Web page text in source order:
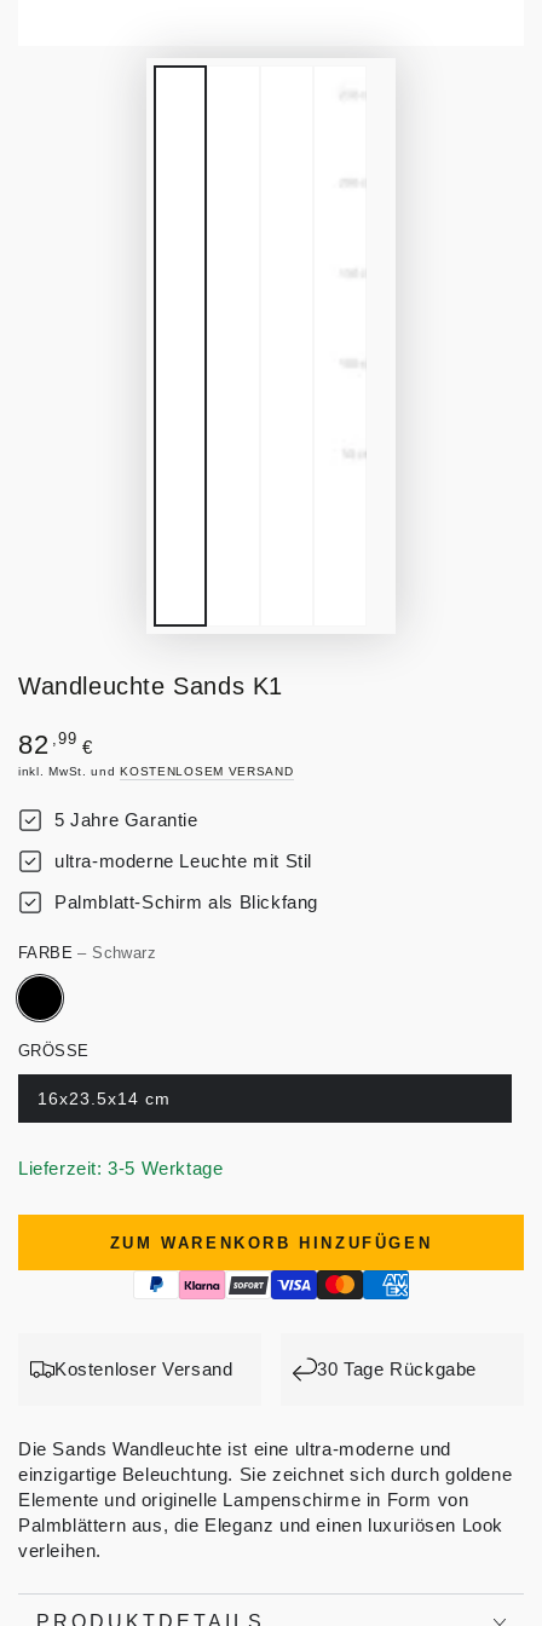
Wandleuchte Sands K1
Regulärer
Preis
82 ,99 €
inkl. MwSt. undKOSTENLOSEM VERSAND
5 Jahre Garantie
ultra-moderne Leuchte mit Stil
Palmblatt-Schirm als Blickfang
FARBE– Schwarz
GRÖSSE
16x23.5x14 cm
Lieferzeit: 3-5 Werktage
ZUM WARENKORB HINZUFÜGEN
Kostenloser Versand 30 Tage Rückgabe
Die Sands Wandleuchte ist eine ultra-moderne und
einzigartige Beleuchtung. Sie zeichnet sich durch goldene
Elemente und originelle Lampenschirme in Form von
Palmblättern aus, die Eleganz und einen luxuriösen Look
verleihen.